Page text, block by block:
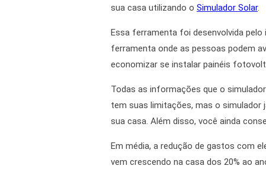
sua casa utilizando o Simulador Solar.
Essa ferramenta foi desenvolvida
ferramenta onde as pessoas podem
economizar se instalar painéis
Todas as informações que o
tem suas limitações, mas o simulador
sua casa. Além disso, você ainda
Em média, a redução de gastos com
vem crescendo na casa dos 20% ao